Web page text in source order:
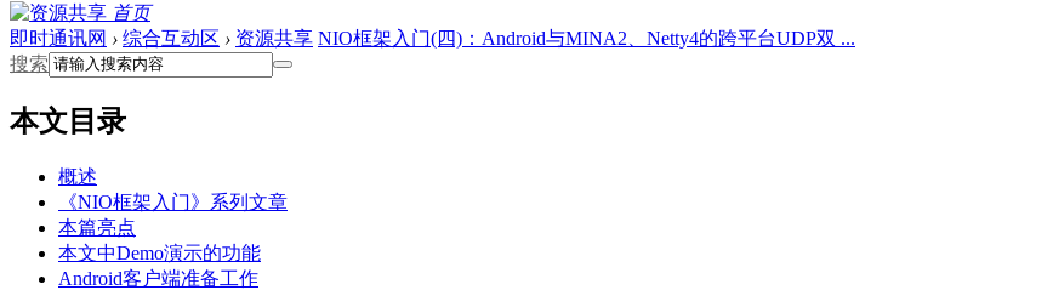
首页
即时通讯网 › 综合互动区 › 资源共享 NIO框架入门(四)：Android与MINA2、Netty4的跨平台UDP双 ...
搜索
本文目录
概述
《NIO框架入门》系列文章
本篇亮点
本文中Demo演示的功能
Android客户端准备工作